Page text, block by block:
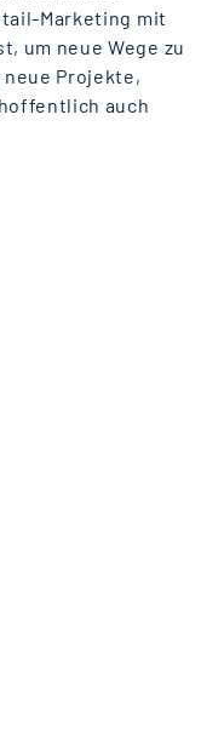
Marketing mit
um neue Wege zu
neue Projekte,
auch